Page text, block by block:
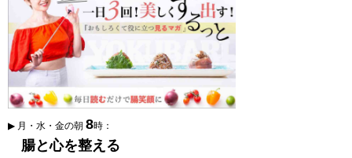
▶ 月・水・金の朝 8時：
腸と心を整える